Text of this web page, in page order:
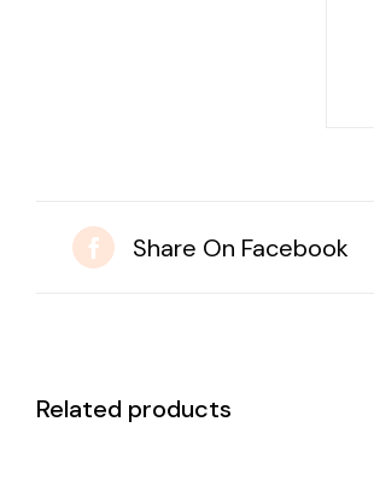
Share On Facebook
Related products